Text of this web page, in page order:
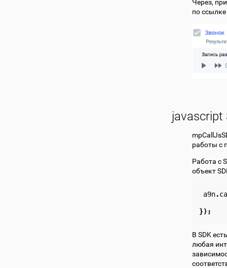
Через,
по
javascript
работы с
Работа с
объект
a9n.
});
В SDK
любая